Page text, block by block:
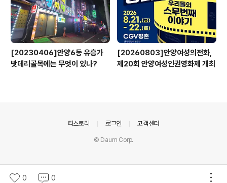
[20230406]안양6동 유흥가
밧데리골목에는 무엇이 있나?
[20260803]안양여성의전화,
제20회 안양여성인권영화제 개최
0 0
티스토리 로그인 고객센터
© Daum Corp.